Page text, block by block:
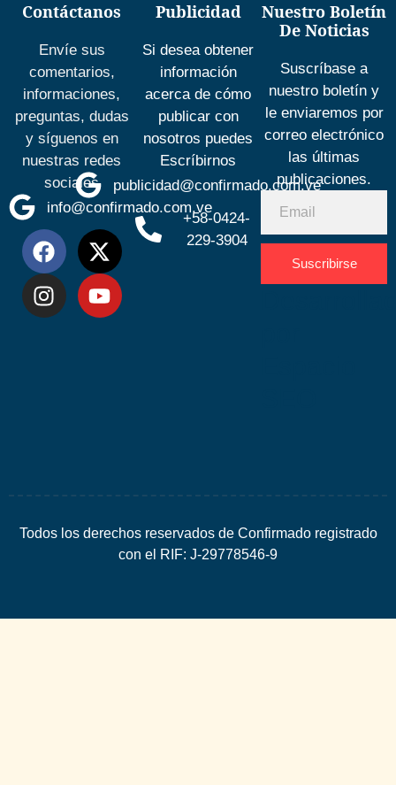
Contáctanos
Envíe sus
comentarios,
informaciones,
preguntas, dudas
y síguenos en
nuestras redes
sociales
info@confirmado.com.ve
Publicidad
Si desea obtener
información
acerca de cómo
publicar con
nosotros puedes
Escríbirnos
publicidad@confirmado.com.ve
+58-0424-
229-3904
Nuestro Boletín
De Noticias
Suscríbase a
nuestro boletín y
le enviaremos por
correo electrónico
las últimas
publicaciones.
Suscribirse
Todos los derechos reservados de Confirmado registrado
con el RIF: J-29778546-9